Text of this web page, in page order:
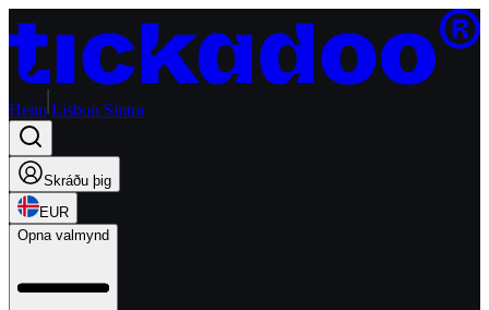
Heim Lisbon Sintra
Skráðu þig
EUR
Opna valmynd